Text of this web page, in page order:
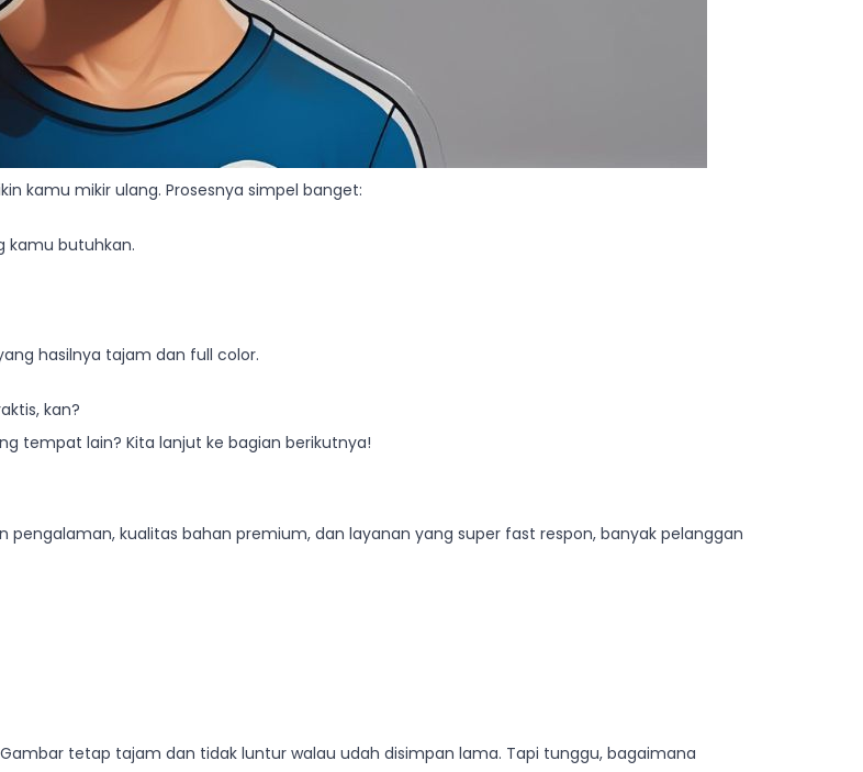
kamu mikir ulang. Prosesnya simpel banget:
kamu butuhkan.
hasilnya tajam dan full color.
kan?
tempat lain? Kita lanjut ke bagian berikutnya!
kualitas bahan premium, dan layanan yang super fast respon, banyak pelanggan
tetap tajam dan tidak luntur walau udah disimpan lama. Tapi tunggu, bagaimana